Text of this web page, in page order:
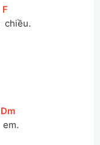
[F
chiều.
[Dm
em.